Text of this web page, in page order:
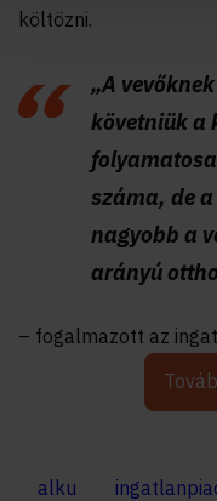
költözni.
„A
követniük a
száma, de
nagyobb a
arányú
– fogalmazott az
alku